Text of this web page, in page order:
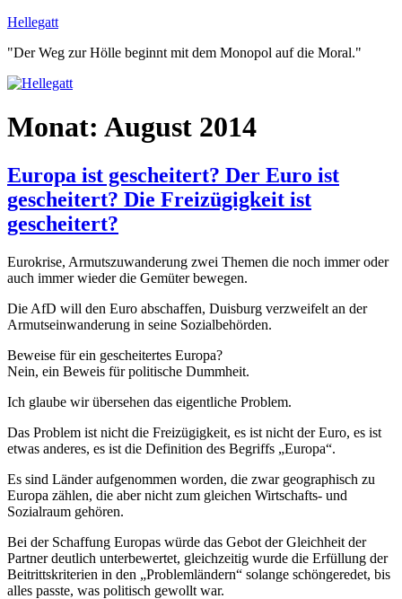
Zum
springen
Hellegatt
"Der Weg zur Hölle beginnt mit dem Monopol auf die Moral."
Monat: August 2014
Europa ist gescheitert? Der Euro ist
gescheitert? Die Freizügigkeit ist
gescheitert?
Eurokrise, Armutszuwanderung zwei Themen die noch immer oder
auch immer wieder die Gemüter bewegen.
Die AfD will den Euro abschaffen, Duisburg verzweifelt an der
Armutseinwanderung in seine Sozialbehörden.
Beweise für ein gescheitertes Europa?
Nein, ein Beweis für politische Dummheit.
Ich glaube wir übersehen das eigentliche Problem.
Das Problem ist nicht die Freizügigkeit, es ist nicht der Euro, es ist
etwas anderes, es ist die Definition des Begriffs „Europa“.
Es sind Länder aufgenommen worden, die zwar geographisch zu
Europa zählen, die aber nicht zum gleichen Wirtschafts- und
Sozialraum gehören.
Bei der Schaffung Europas würde das Gebot der Gleichheit der
Partner deutlich unterbewertet, gleichzeitig wurde die Erfüllung der
Beitrittskriterien in den „Problemländern“ solange schöngeredet, bis
alles passte, was politisch gewollt war.